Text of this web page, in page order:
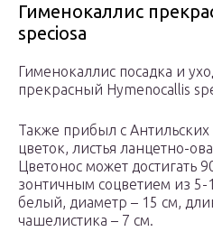
Гименокаллис
speciosa
Гименокаллис посадка и
прекрасный Hymenocallis
Также прибыл с
цветок, листья ланцетно-
Цветонос может достигать
зонтичным соцветием из 5-
белый, диаметр – 15 см,
чашелистика – 7 см.